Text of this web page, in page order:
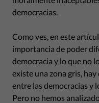
democracias.
Como ves, en este
importancia de poder
democracia y lo que no
existe una zona gris,
entre las democracias y
Pero no hemos